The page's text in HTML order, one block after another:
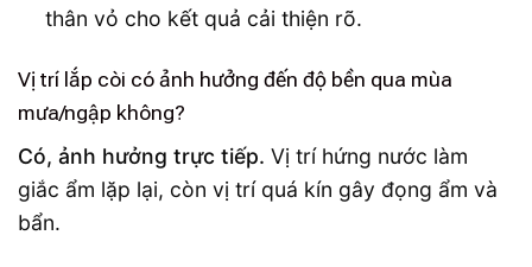
thân vỏ cho kết quả cải thiện rõ.
Vị trí lắp còi có ảnh hưởng đến độ bền qua mùa
mưa/ngập không?
Có, ảnh hưởng trực tiếp. Vị trí hứng nước làm
giắc ẩm lặp lại, còn vị trí quá kín gây đọng ẩm và
bẩn.